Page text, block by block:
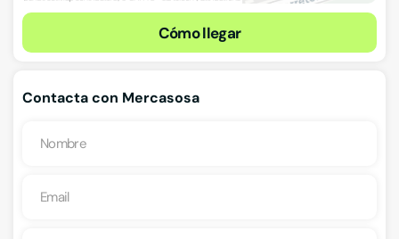
Cómo llegar
Contacta con Mercasosa